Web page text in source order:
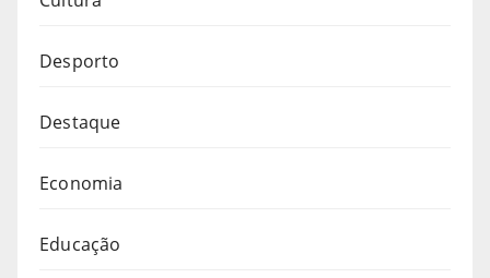
Desporto
Destaque
Economia
Educação